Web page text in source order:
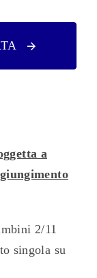
a
2/11
singola su